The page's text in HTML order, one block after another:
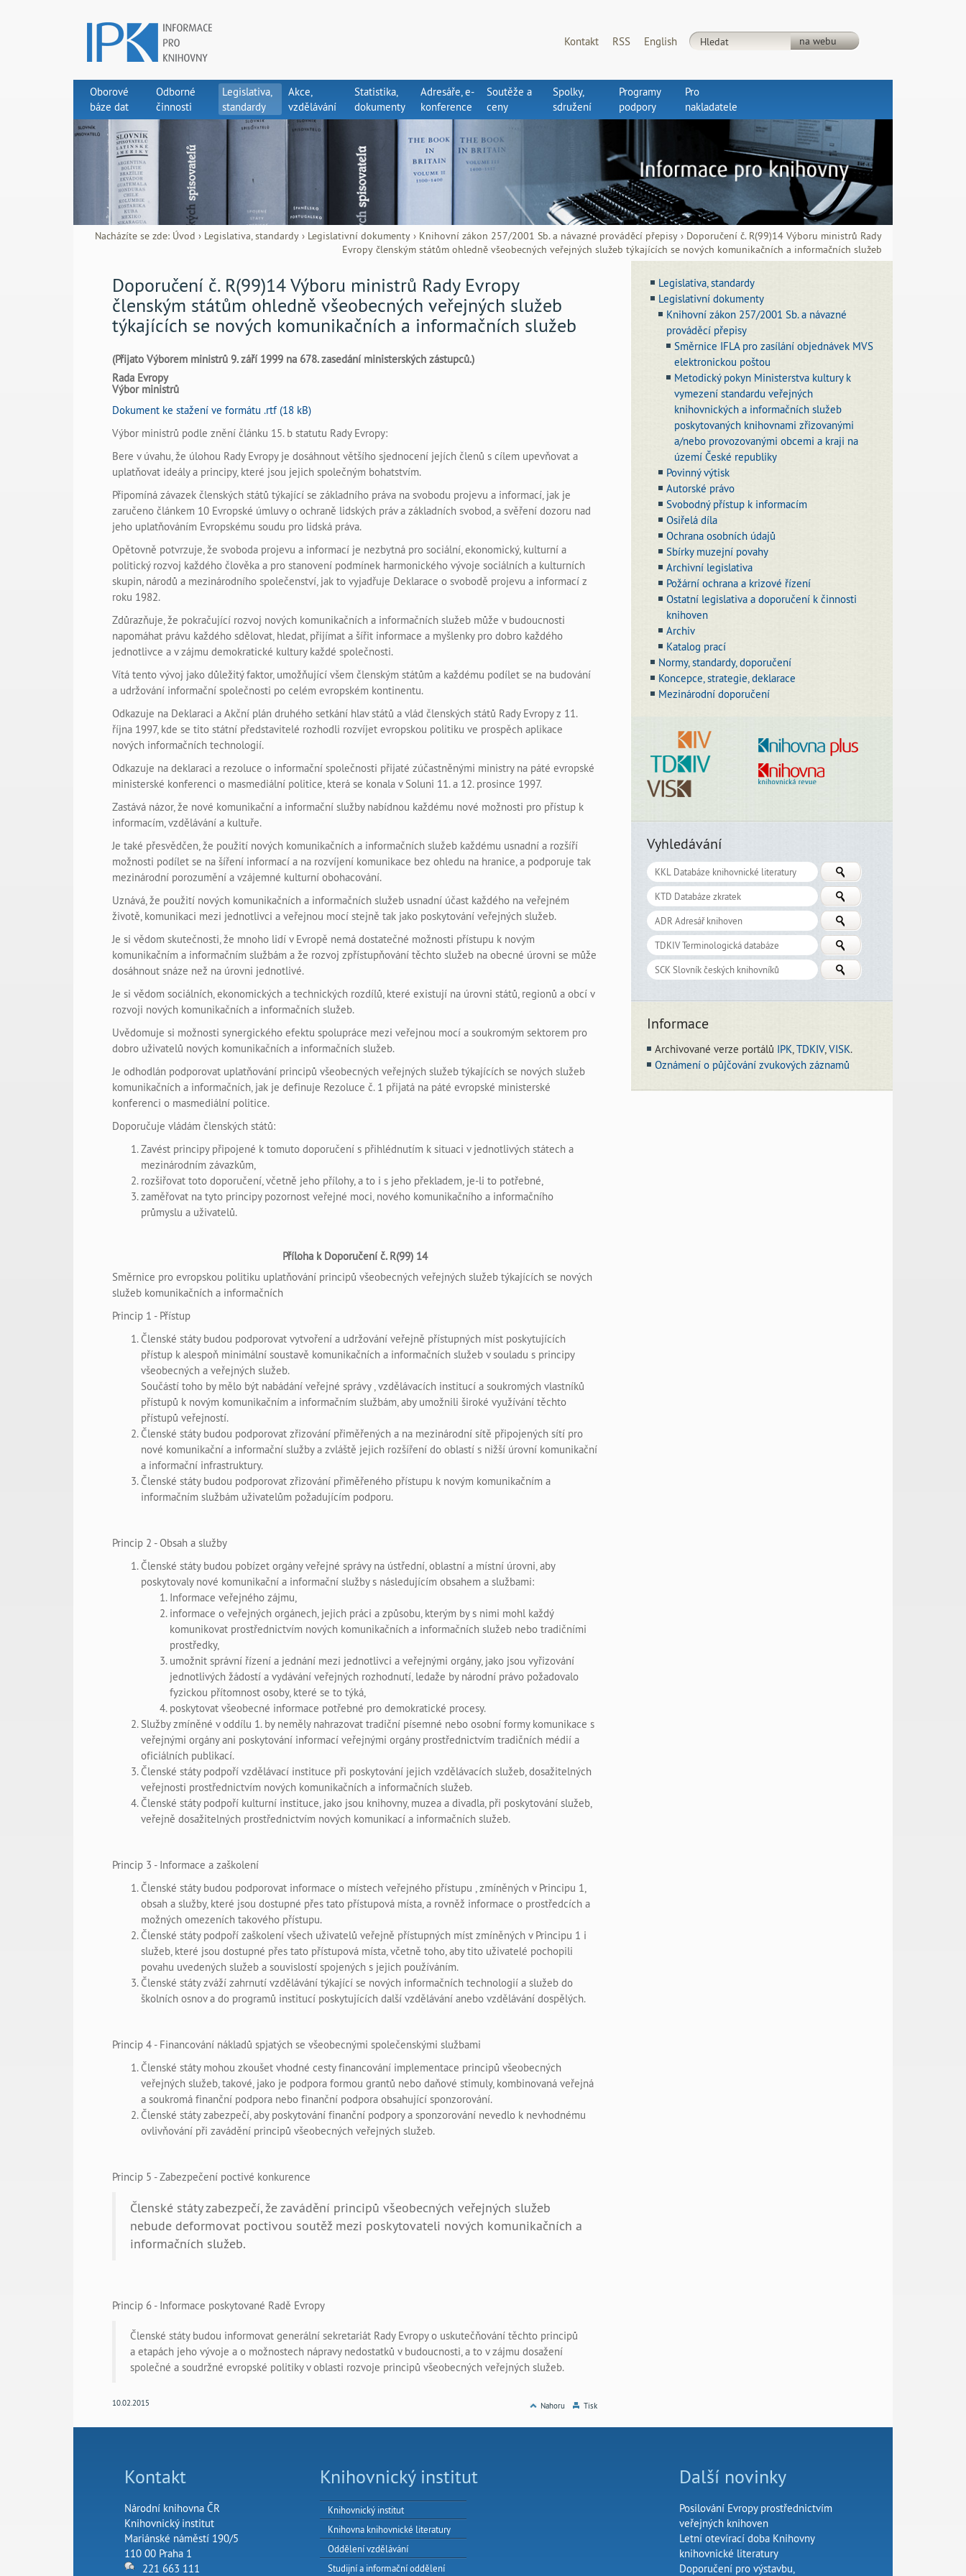
Kontakt RSS English
Oborové
báze dat
Odborné
činnosti
Legislativa,
standardy
Akce,
vzdělávání
Statistika,
dokumenty
Adresáře, e-
konference
Soutěže a
ceny
Spolky,
sdružení
Programy
podpory
Pro
nakladatele
Nacházíte se zde: Úvod › Legislativa, standardy › Legislativní dokumenty › Knihovní zákon 257/2001 Sb. a návazné prováděcí přepisy › Doporučení č. R(99)14 Výboru ministrů Rady
Evropy členským státům ohledně všeobecných veřejných služeb týkajících se nových komunikačních a informačních služeb
Doporučení č. R(99)14 Výboru ministrů Rady Evropy
členským státům ohledně všeobecných veřejných služeb
týkajících se nových komunikačních a informačních služeb
(Přijato Výborem ministrů 9. září 1999 na 678. zasedání ministerských zástupců.)
Rada Evropy
Výbor ministrů
Dokument ke stažení ve formátu .rtf (18 kB)
Výbor ministrů podle znění článku 15. b statutu Rady Evropy:
Bere v úvahu, že úlohou Rady Evropy je dosáhnout většího sjednocení jejích členů s cílem upevňovat a
uplatňovat ideály a principy, které jsou jejich společným bohatstvím.
Připomíná závazek členských států týkající se základního práva na svobodu projevu a informací, jak je
zaručeno článkem 10 Evropské úmluvy o ochraně lidských práv a základních svobod, a svěření dozoru nad
jeho uplatňováním Evropskému soudu pro lidská práva.
Opětovně potvrzuje, že svoboda projevu a informací je nezbytná pro sociální, ekonomický, kulturní a
politický rozvoj každého člověka a pro stanovení podmínek harmonického vývoje sociálních a kulturních
skupin, národů a mezinárodního společenství, jak to vyjadřuje Deklarace o svobodě projevu a informací z
roku 1982.
Zdůrazňuje, že pokračující rozvoj nových komunikačních a informačních služeb může v budoucnosti
napomáhat právu každého sdělovat, hledat, přijímat a šířit informace a myšlenky pro dobro každého
jednotlivce a v zájmu demokratické kultury každé společnosti.
Vítá tento vývoj jako důležitý faktor, umožňující všem členským státům a každému podílet se na budování
a udržování informační společnosti po celém evropském kontinentu.
Odkazuje na Deklaraci a Akční plán druhého setkání hlav států a vlád členských států Rady Evropy z 11.
října 1997, kde se tito státní představitelé rozhodli rozvíjet evropskou politiku ve prospěch aplikace
nových informačních technologií.
Odkazuje na deklaraci a rezoluce o informační společnosti přijaté zúčastněnými ministry na páté evropské
ministerské konferenci o masmediální politice, která se konala v Soluni 11. a 12. prosince 1997.
Zastává názor, že nové komunikační a informační služby nabídnou každému nové možnosti pro přístup k
informacím, vzdělávání a kultuře.
Je také přesvědčen, že použití nových komunikačních a informačních služeb každému usnadní a rozšíří
možnosti podílet se na šíření informací a na rozvíjení komunikace bez ohledu na hranice, a podporuje tak
mezinárodní porozumění a vzájemné kulturní obohacování.
Uznává, že použití nových komunikačních a informačních služeb usnadní účast každého na veřejném
životě, komunikaci mezi jednotlivci a veřejnou mocí stejně tak jako poskytování veřejných služeb.
Je si vědom skutečnosti, že mnoho lidí v Evropě nemá dostatečné možnosti přístupu k novým
komunikačním a informačním službám a že rozvoj zpřístupňování těchto služeb na obecné úrovni se může
dosáhnout snáze než na úrovni jednotlivé.
Je si vědom sociálních, ekonomických a technických rozdílů, které existují na úrovni států, regionů a obcí v
rozvoji nových komunikačních a informačních služeb.
Uvědomuje si možnosti synergického efektu spolupráce mezi veřejnou mocí a soukromým sektorem pro
dobro uživatelů nových komunikačních a informačních služeb.
Je odhodlán podporovat uplatňování principů všeobecných veřejných služeb týkajících se nových služeb
komunikačních a informačních, jak je definuje Rezoluce č. 1 přijatá na páté evropské ministerské
konferenci o masmediální politice.
Doporučuje vládám členských států:
Zavést principy připojené k tomuto doporučení s přihlédnutím k situaci v jednotlivých státech a
mezinárodním závazkům,
rozšiřovat toto doporučení, včetně jeho přílohy, a to i s jeho překladem, je-li to potřebné,
zaměřovat na tyto principy pozornost veřejné moci, nového komunikačního a informačního
průmyslu a uživatelů.
Příloha k Doporučení č. R(99) 14
Směrnice pro evropskou politiku uplatňování principů všeobecných veřejných služeb týkajících se nových
služeb komunikačních a informačních
Princip 1 - Přístup
Členské státy budou podporovat vytvoření a udržování veřejně přístupných míst poskytujících
přístup k alespoň minimální soustavě komunikačních a informačních služeb v souladu s principy
všeobecných a veřejných služeb.
Součástí toho by mělo být nabádání veřejné správy , vzdělávacích institucí a soukromých vlastníků
přístupů k novým komunikačním a informačním službám, aby umožnili široké využívání těchto
přístupů veřejností.
Členské státy budou podporovat zřizování přiměřených a na mezinárodní sítě připojených sítí pro
nové komunikační a informační služby a zvláště jejich rozšíření do oblastí s nižší úrovní komunikační
a informační infrastruktury.
Členské státy budou podporovat zřizování přiměřeného přístupu k novým komunikačním a
informačním službám uživatelům požadujícím podporu.
Princip 2 - Obsah a služby
Členské státy budou pobízet orgány veřejné správy na ústřední, oblastní a místní úrovni, aby
poskytovaly nové komunikační a informační služby s následujícím obsahem a službami:
Informace veřejného zájmu,
informace o veřejných orgánech, jejich práci a způsobu, kterým by s nimi mohl každý
komunikovat prostřednictvím nových komunikačních a informačních služeb nebo tradičními
prostředky,
umožnit správní řízení a jednání mezi jednotlivci a veřejnými orgány, jako jsou vyřizování
jednotlivých žádostí a vydávání veřejných rozhodnutí, ledaže by národní právo požadovalo
fyzickou přítomnost osoby, které se to týká,
poskytovat všeobecné informace potřebné pro demokratické procesy.
Služby zmíněné v oddílu 1. by neměly nahrazovat tradiční písemné nebo osobní formy komunikace s
veřejnými orgány ani poskytování informací veřejnými orgány prostřednictvím tradičních médií a
oficiálních publikací.
Členské státy podpoří vzdělávací instituce při poskytování jejich vzdělávacích služeb, dosažitelných
veřejnosti prostřednictvím nových komunikačních a informačních služeb.
Členské státy podpoří kulturní instituce, jako jsou knihovny, muzea a divadla, při poskytování služeb,
veřejně dosažitelných prostřednictvím nových komunikací a informačních služeb.
Princip 3 - Informace a zaškolení
Členské státy budou podporovat informace o místech veřejného přístupu , zmíněných v Principu 1,
obsah a služby, které jsou dostupné přes tato přístupová místa, a rovněž informace o prostředcích a
možných omezeních takového přístupu.
Členské státy podpoří zaškolení všech uživatelů veřejně přístupných míst zmíněných v Principu 1 i
služeb, které jsou dostupné přes tato přístupová místa, včetně toho, aby tito uživatelé pochopili
povahu uvedených služeb a souvislostí spojených s jejich používáním.
Členské státy zváží zahrnutí vzdělávání týkající se nových informačních technologií a služeb do
školních osnov a do programů institucí poskytujících další vzdělávání anebo vzdělávání dospělých.
Princip 4 - Financování nákladů spjatých se všeobecnými společenskými službami
Členské státy mohou zkoušet vhodné cesty financování implementace principů všeobecných
veřejných služeb, takové, jako je podpora formou grantů nebo daňové stimuly, kombinovaná veřejná
a soukromá finanční podpora nebo finanční podpora obsahující sponzorování.
Členské státy zabezpečí, aby poskytování finanční podpory a sponzorování nevedlo k nevhodnému
ovlivňování při zavádění principů všeobecných veřejných služeb.
Princip 5 - Zabezpečení poctivé konkurence
Členské státy zabezpečí, že zavádění principů všeobecných veřejných služeb
nebude deformovat poctivou soutěž mezi poskytovateli nových komunikačních a
informačních služeb.
Princip 6 - Informace poskytované Radě Evropy
Členské státy budou informovat generální sekretariát Rady Evropy o uskutečňování těchto principů
a etapách jeho vývoje a o možnostech nápravy nedostatků v budoucnosti, a to v zájmu dosažení
společné a soudržné evropské politiky v oblasti rozvoje principů všeobecných veřejných služeb.
Nahoru Tisk
10.02.2015
Legislativa, standardy
Legislativní dokumenty
Knihovní zákon 257/2001 Sb. a návazné
prováděcí přepisy
Směrnice IFLA pro zasílání objednávek MVS
elektronickou poštou
Metodický pokyn Ministerstva kultury k
vymezení standardu veřejných
knihovnických a informačních služeb
poskytovaných knihovnami zřizovanými
a/nebo provozovanými obcemi a kraji na
území České republiky
Povinný výtisk
Autorské právo
Svobodný přístup k informacím
Osiřelá díla
Ochrana osobních údajů
Sbírky muzejní povahy
Archivní legislativa
Požární ochrana a krizové řízení
Ostatní legislativa a doporučení k činnosti
knihoven
Archiv
Katalog prací
Normy, standardy, doporučení
Koncepce, strategie, deklarace
Mezinárodní doporučení
Vyhledávání
Informace
Archivované verze portálů IPK,TDKIV,VISK.
Oznámení o půjčování zvukových záznamů
Kontakt
Národní knihovna ČR
Knihovnický institut
Mariánské náměstí 190/5
110 00 Praha 1
221 663 111
Knihovnický institut
Knihovnický institut
Knihovna knihovnické literatury
Oddělení vzdělávání
Studijní a informační oddělení
Další novinky
Posilování Evropy prostřednictvím
veřejných knihoven
Letní otevírací doba Knihovny
knihovnické literatury
Doporučení pro výstavbu,